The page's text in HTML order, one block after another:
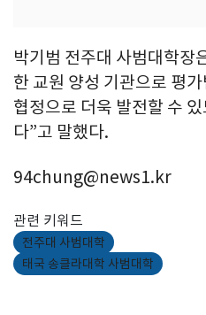
박기범 전주대 사범대학장
한 교원 양성 기관으로 평
협정으로 더욱 발전할 수
다”고 말했다.
94chung@news1.kr
관련 키워드
전주대 사범대학
태국 송클라대학 사범대학